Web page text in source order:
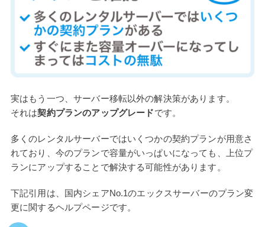
実はもう一つ、サーバー移転以外の解決策があります。
それは契約プランのアップグレードです。
多くのレンタルサーバーではいくつかの契約プランが用意さ
れており、今のプランで容量がいっぱいになっても、上位プ
ランにアップすることで解決する可能性があります。
下記引用は、国内シェアNo.1のエックスサーバーのプラン変
更に関するヘルプページです。